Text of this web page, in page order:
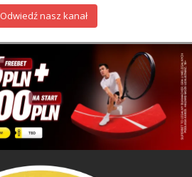
Odwiedź nasz kanał